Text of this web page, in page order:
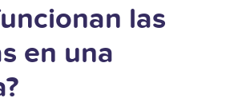
las
en una